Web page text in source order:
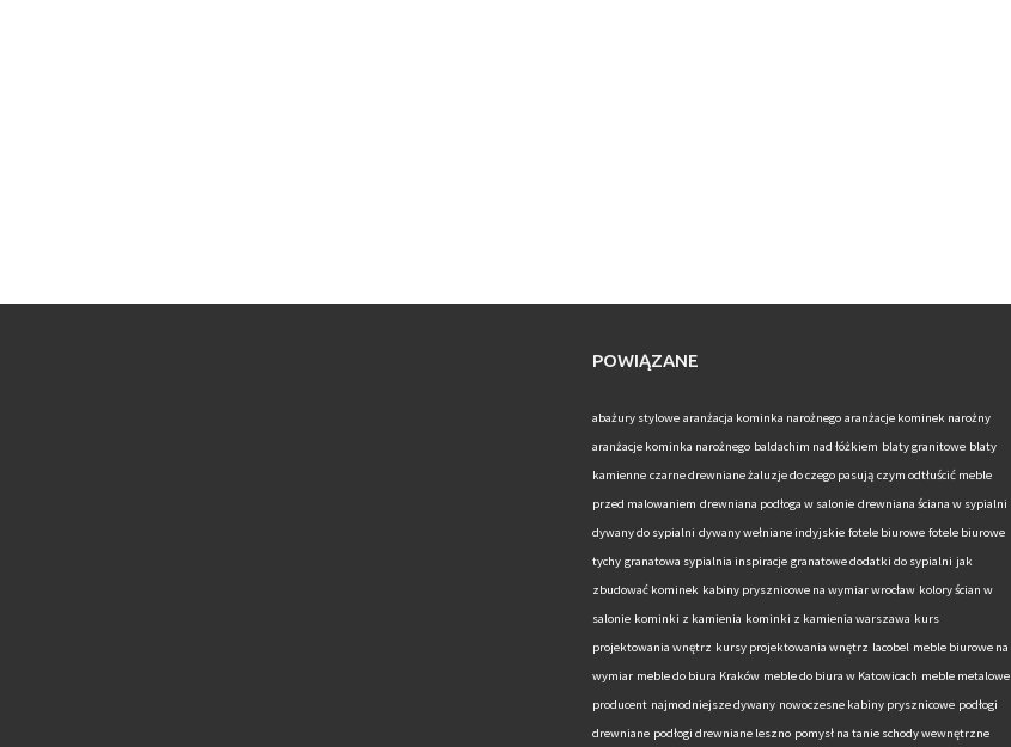
POWIĄZANE
abażury stylowe aranżacja kominka narożnego aranżacje kominek narożny
aranżacje kominka narożnego baldachim nad łóżkiem blaty granitowe blaty
kamienne czarne drewniane żaluzje do czego pasują czym odtłuścić meble
przed malowaniem drewniana podłoga w salonie drewniana ściana w sypialni
dywany do sypialni dywany wełniane indyjskie fotele biurowe fotele biurowe
tychy granatowa sypialnia inspiracje granatowe dodatki do sypialni jak
zbudować kominek kabiny prysznicowe na wymiar wrocław kolory ścian w
salonie kominki z kamienia kominki z kamienia warszawa kurs
projektowania wnętrz kursy projektowania wnętrz lacobel meble biurowe na
wymiar meble do biura Kraków meble do biura w Katowicach meble metalowe
producent najmodniejsze dywany nowoczesne kabiny prysznicowe podłogi
drewniane podłogi drewniane leszno pomysł na tanie schody wewnętrzne